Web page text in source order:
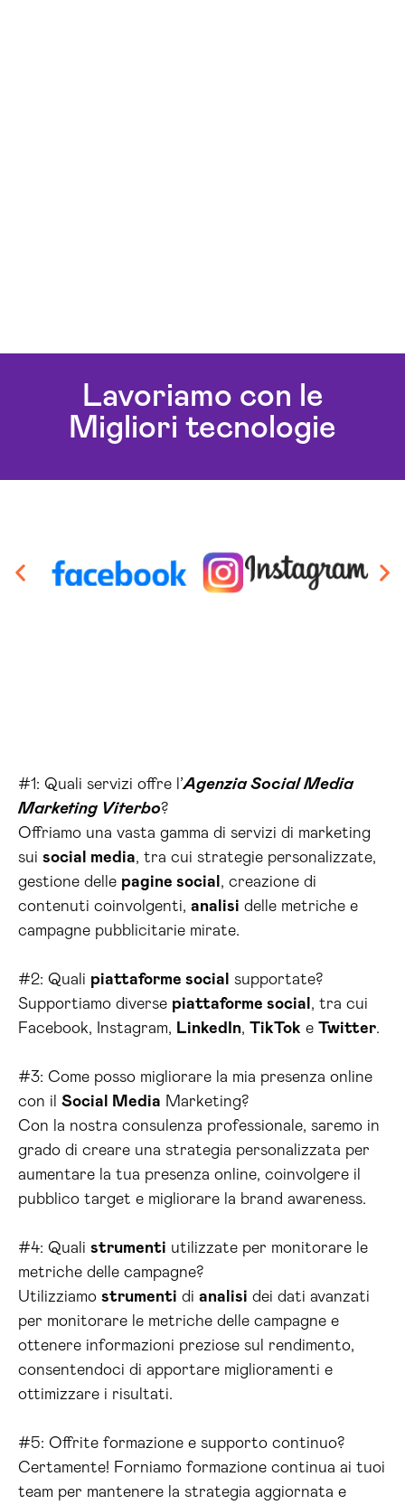
Lavoriamo con le
Migliori tecnologie
#1: Quali servizi offre l’Agenzia Social Media
Marketing Viterbo?
Offriamo una vasta gamma di servizi di marketing
sui social media, tra cui strategie personalizzate,
gestione delle pagine social , creazione di
contenuti coinvolgenti, analisi delle metriche e
campagne pubblicitarie mirate.
#2: Quali piattaforme social
supportate?
Supportiamo diverse piattaforme social , tra cui
Facebook, Instagram, LinkedIn, TikTok e Twitter.
#3: Come posso migliorare la mia presenza online
con il Social Media Marketing?
Con la nostra consulenza professionale, saremo in
grado di creare una strategia personalizzata per
aumentare la tua presenza online, coinvolgere il
pubblico target e migliorare la brand awareness.
#4: Quali strumenti utilizzate per monitorare le
metriche delle campagne?
Utilizziamo strumenti di analisi dei dati avanzati
per monitorare le metriche delle campagne e
ottenere informazioni preziose sul rendimento,
consentendoci di apportare miglioramenti e
ottimizzare i risultati.
#5: Offrite formazione e supporto continuo?
Certamente! Forniamo formazione continua ai tuoi
team per mantenere la strategia aggiornata e